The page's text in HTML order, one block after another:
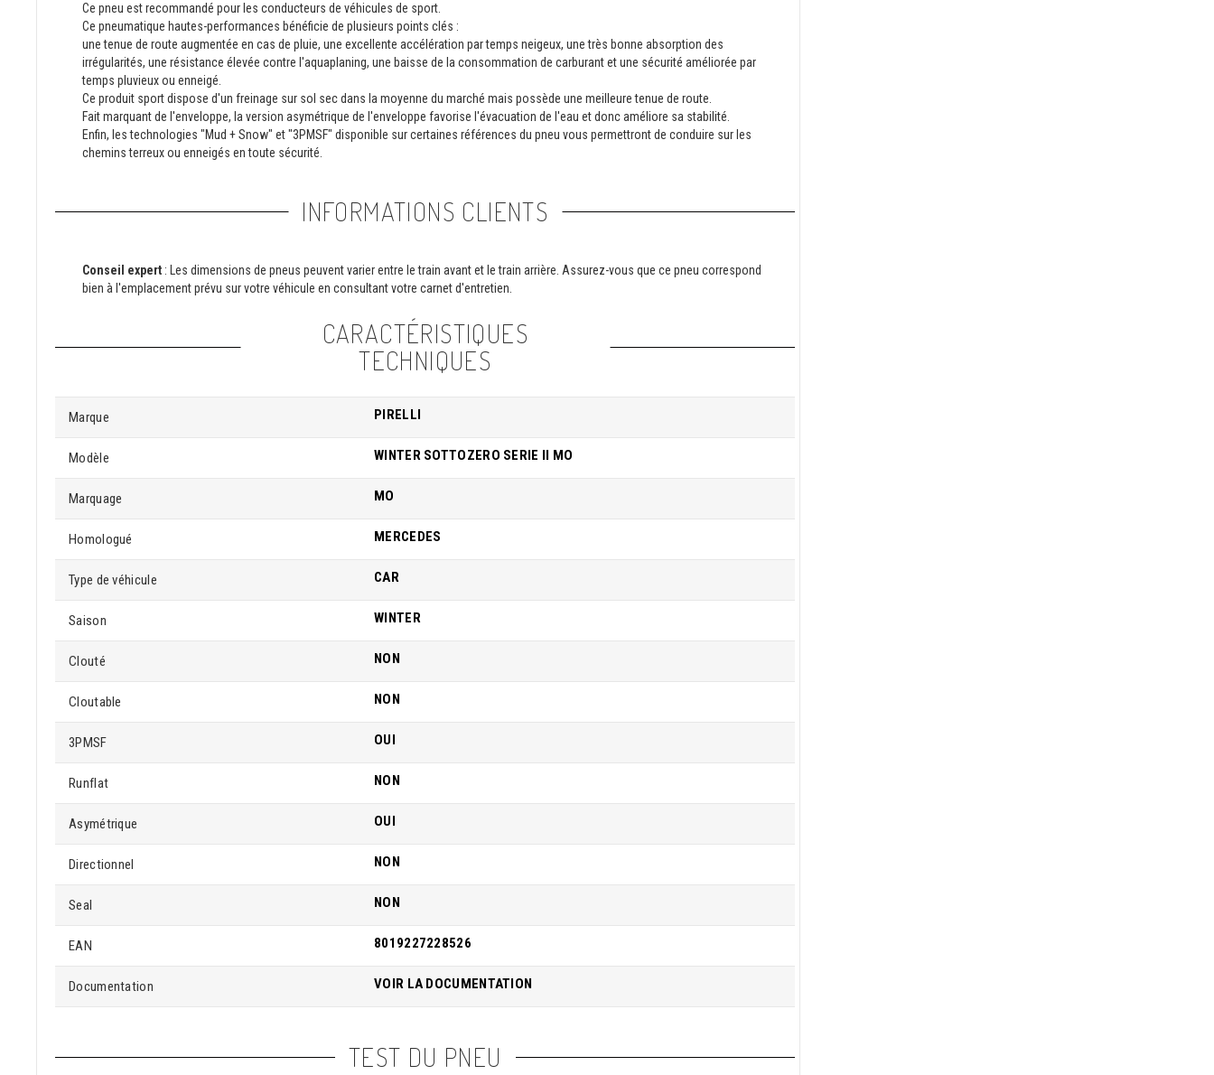
Ce pneu est recommandé pour les conducteurs de véhicules de sport.
Ce pneumatique hautes-performances bénéficie de plusieurs points clés :
une tenue de route augmentée en cas de pluie, une excellente accélération par temps neigeux, une très bonne absorption des
irrégularités, une résistance élevée contre l'aquaplaning, une baisse de la consommation de carburant et une sécurité améliorée par
temps pluvieux ou enneigé.
Ce produit sport dispose d'un freinage sur sol sec dans la moyenne du marché mais possède une meilleure tenue de route.
Fait marquant de l'enveloppe, la version asymétrique de l'enveloppe favorise l'évacuation de l'eau et donc améliore sa stabilité.
Enfin, les technologies "Mud + Snow" et "3PMSF" disponible sur certaines références du pneu vous permettront de conduire sur les
chemins terreux ou enneigés en toute sécurité.
INFORMATIONS CLIENTS
Conseil expert : Les dimensions de pneus peuvent varier entre le train avant et le train arrière. Assurez-vous que ce pneu correspond
bien à l'emplacement prévu sur votre véhicule en consultant votre carnet d'entretien.
CARACTÉRISTIQUES
TECHNIQUES
Marque PIRELLI
Modèle WINTER SOTTOZERO SERIE II MO
Marquage MO
Homologué MERCEDES
Type de véhicule CAR
Saison WINTER
Clouté NON
Cloutable NON
3PMSF OUI
Runflat NON
Asymétrique OUI
Directionnel NON
Seal NON
EAN 8019227228526
Documentation VOIR LA DOCUMENTATION
TEST DU PNEU